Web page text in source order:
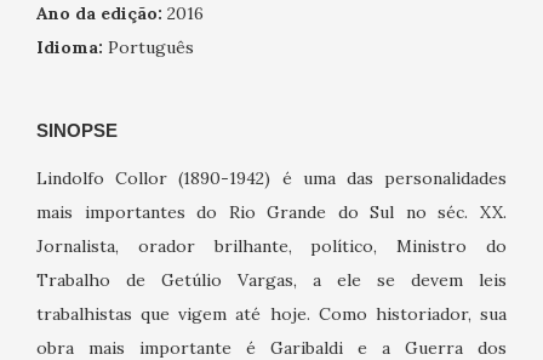
Ano da edição: 2016
Idioma: Português
SINOPSE
Lindolfo Collor (1890-1942) é uma das personalidades
mais importantes do Rio Grande do Sul no séc. XX.
Jornalista, orador brilhante, político, Ministro do
Trabalho de Getúlio Vargas, a ele se devem leis
trabalhistas que vigem até hoje. Como historiador, sua
obra mais importante é Garibaldi e a Guerra dos